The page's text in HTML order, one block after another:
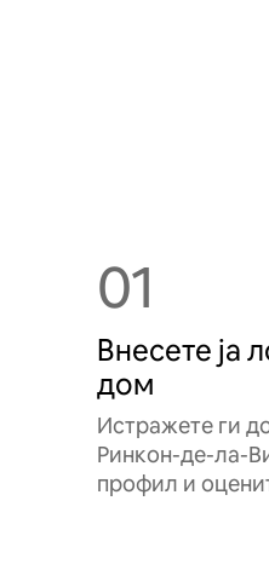
01
Внесете ја
дом
Истражете ги
Ринкон-де-ла-
профил и